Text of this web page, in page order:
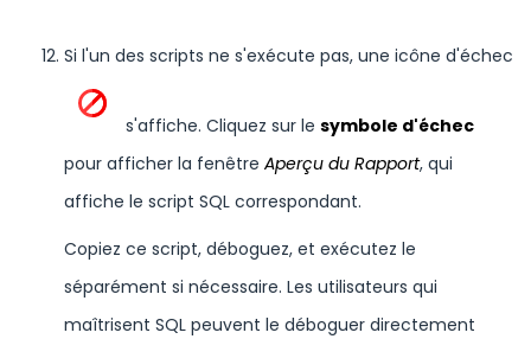
Si l'un des scripts ne s'exécute pas, une icône d'échec
s'affiche. Cliquez sur le symbole d'échec
pour afficher la fenêtre Aperçu du Rapport, qui
affiche le script SQL correspondant.
Copiez ce script, déboguez, et exécutez le
séparément si nécessaire. Les utilisateurs qui
maîtrisent SQL peuvent le déboguer directement